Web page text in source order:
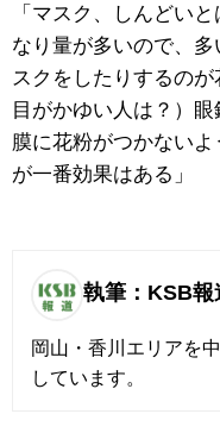
「マスク、しんどい
なり量が多いので、
スクをしたりするの
目がかゆい人は？）
膜に花粉がつかない
が一番効果はある」
執筆：KSB報
岡山・香川エリアを
しています。